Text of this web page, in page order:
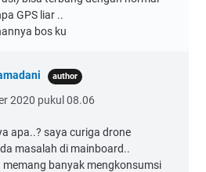
GPS liar ..
bos ku
2020 pukul 08.06
apa..? saya curiga drone
masalah di mainboard..
memang banyak mengkonsumsi